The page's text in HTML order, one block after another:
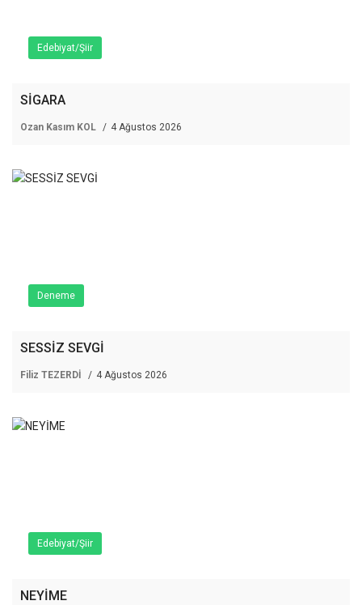
Edebiyat/Şiir
SİGARA
Ozan Kasım KOL 4 Ağustos 2026
Deneme
SESSİZ SEVGİ
Filiz TEZERDİ 4 Ağustos 2026
Edebiyat/Şiir
NEYİME